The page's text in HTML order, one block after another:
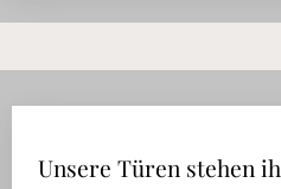
Unsere Türen stehen